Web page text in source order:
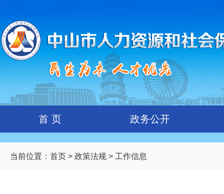
首 页 政务公开
当前位置： 首页 > 政策法规 > 工作信息